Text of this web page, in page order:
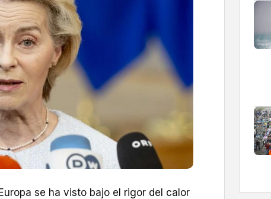
se ha visto bajo el rigor del calor